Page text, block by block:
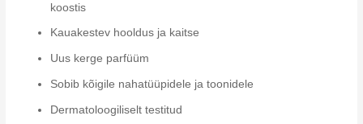
koostis
Kauakestev hooldus ja kaitse
Uus kerge parfüüm
Sobib kõigile nahatüüpidele ja toonidele
Dermatoloogiliselt testitud